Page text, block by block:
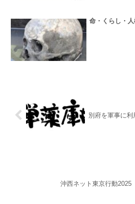
命・くらし・
別府を軍事に利
沖西ネット東京行動2025